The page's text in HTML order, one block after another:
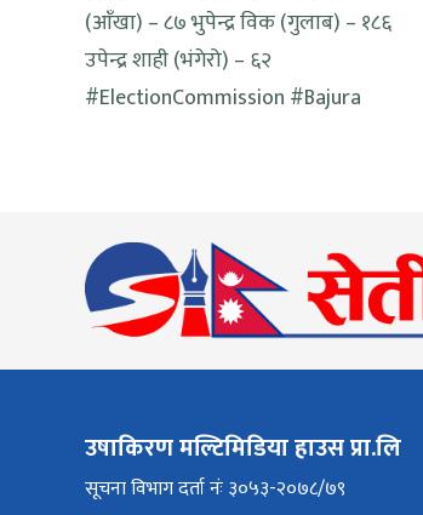
(आँखा) – ८७ भुपेन्द्र विक (गुलाब) – १८६
उपेन्द्र शाही (भंगेरो) – ६२
#ElectionCommission #Bajura
उषाकिरण मल्टिमिडिया हाउस प्रा.लि
सूचना विभाग दर्ता नंः ३०५३-२०७८/७९